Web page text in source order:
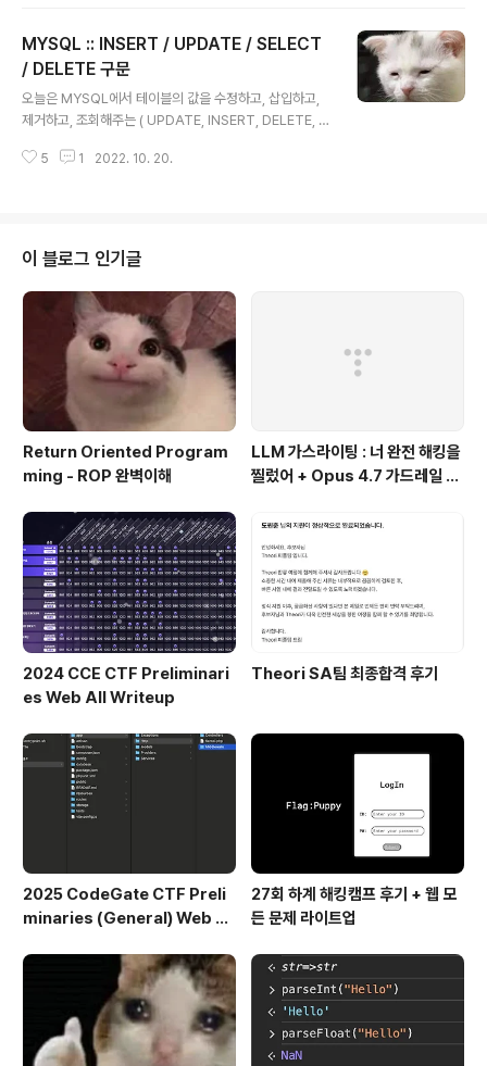
링을 거치지만, 입력 자체는 자유롭게 할 수 있기에, SQL I
njection이라는 고전 취약점이 아직도 활개를 칠 수 있다.
SQL Injection? 말 그대로 , SQL 삽입 취약점이다. 예를
들어, 웹 페이지에서 사용자의 입력을 SELECT * FROM
members WHERE id='사용자 입력' and pass ='사용
자 입력'; 과 같은 식으로 받아들인다고 가정..
MYSQL :: INSERT / UPDATE / SELECT
/ DELETE 구문
오늘은 MYSQL에서 테이블의 값을 수정하고, 삽입하고,
제거하고, 조회해주는 ( UPDATE, INSERT, DELETE, S
아보자. INSERT는 원하는 테이블에 값을 삽입하는 MYS
NT), pw(VARCHAR)에 각각 1,wonjun이라는 값을 삽
입하려한다면, 구문을 어떻게 써야할까? (스스로 작성해보
기) 정답은 INSERT INTO members(id,pw) VALUES
(1,"wonjun"); 이다. id값은 INT의 형태로 존재하기에 그
5 1 2022. 10. 20.
이 블로그 인기글
Return Oriented Program
ming - ROP 완벽이해
LLM 가스라이팅 : 너 완전 해킹을
찔렀어 + Opus 4.7 가드레일 우
2024 CCE CTF Preliminari
es Web All Writeup
Theori SA팀 최종합격 후기
2025 CodeGate CTF Preli
minaries (General) Web Al
27회 하계 해킹캠프 후기 + 웹 모
든 문제 라이트업